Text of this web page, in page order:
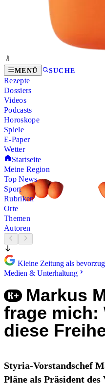
MENÜ SUCHE
Rezepte
Dossiers
Videos
Podcasts
Horoskope
Spiele
E-Paper
Wetter
Startseite
Meine Region
Top News
Sport
Rubriken
Orte
Themen
Autoren
Kleine Zeitung als
Medien & Unterhaltung
Markus
frage mich:
diese
Styria-Vorstandschef
Pläne als Präsident